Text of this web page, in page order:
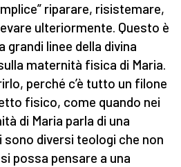
riparare, risistemare,
ulteriormente. Questo è
grandi linee della divina
maternità fisica di Maria.
perché c’è tutto un filone
fisico, come quando nei
di Maria parla di una
sono diversi teologi che non
possa pensare a una